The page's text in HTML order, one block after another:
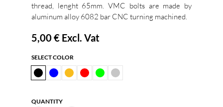
thread, lenght 65mm. VMC bolts are made by
aluminum alloy 6082 bar CNC turning machined.
5,00 € Excl. Vat
SELECT COLOR
QUANTITY